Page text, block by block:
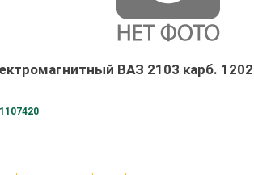
ВАЗ 2103 карб.